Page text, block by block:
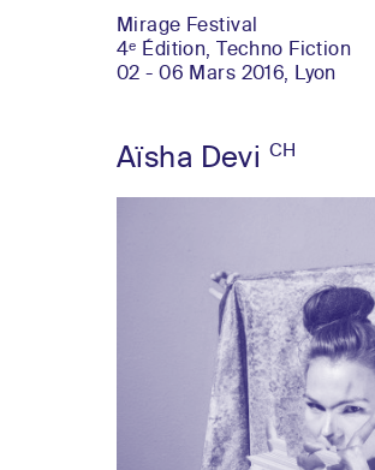
Mirage Festival
4ᵉ Édition, Techno Fiction
02 - 06 Mars 2016, Lyon
Aïsha Devi CH